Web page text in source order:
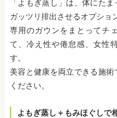
「よもぎ蒸し」は、体にた
ガッツリ排出させるオプショ
専用のガウンをまとってチ
て、冷え性や倦怠感、女性
す。
美容と健康を両立できる施
ください。
よもぎ蒸し＋もみほぐしで